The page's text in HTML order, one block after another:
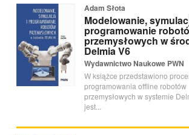
Adam Słota
Modelowanie,
programowanie
przemysłowych w
Delmia V6
Wydawnictwo Naukowe PWN
W książce przedstawiono
programowania offline robotów
przemysłowych w systemie
jest...